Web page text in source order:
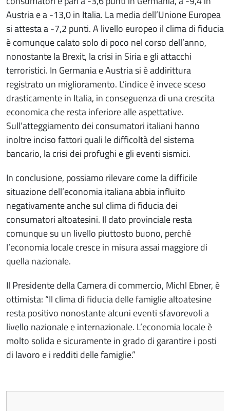
Austria e a -13,0 in Italia. La media dell’Unione Europea
si attesta a -7,2 punti. A livello europeo il clima di fiducia
è comunque calato solo di poco nel corso dell’anno,
nonostante la Brexit, la crisi in Siria e gli attacchi
terroristici. In Germania e Austria si è addirittura
registrato un miglioramento. L’indice è invece sceso
drasticamente in Italia, in conseguenza di una crescita
economica che resta inferiore alle aspettative.
Sull’atteggiamento dei consumatori italiani hanno
inoltre inciso fattori quali le difficoltà del sistema
bancario, la crisi dei profughi e gli eventi sismici.
In conclusione, possiamo rilevare come la difficile
situazione dell’economia italiana abbia influito
negativamente anche sul clima di fiducia dei
consumatori altoatesini. Il dato provinciale resta
comunque su un livello piuttosto buono, perché
l’economia locale cresce in misura assai maggiore di
quella nazionale.
Il Presidente della Camera di commercio, Michl Ebner, è
ottimista: “Il clima di fiducia delle famiglie altoatesine
resta positivo nonostante alcuni eventi sfavorevoli a
livello nazionale e internazionale. L’economia locale è
molto solida e sicuramente in grado di garantire i posti
di lavoro e i redditi delle famiglie.”